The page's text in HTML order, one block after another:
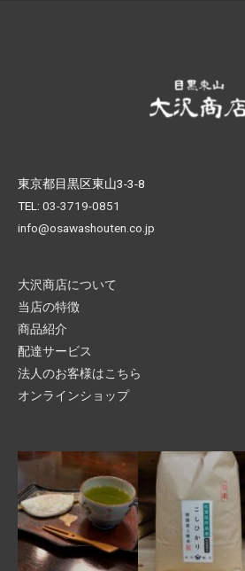
東京都目黒区東山3-3-8
TEL: 03-3719-0851
info@osawashouten.co.jp
大沢商店について
当店の特徴
商品紹介
配達サービス
法人のお客様はこちら
オンラインショップ